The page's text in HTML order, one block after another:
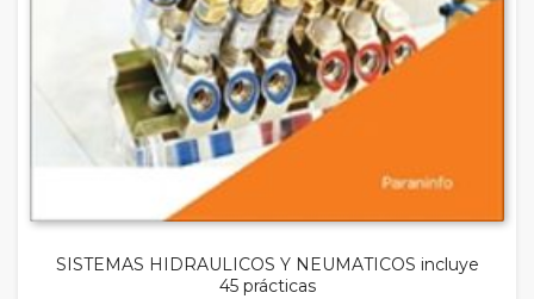
SISTEMAS HIDRAULICOS Y NEUMATICOS incluye
45 prácticas